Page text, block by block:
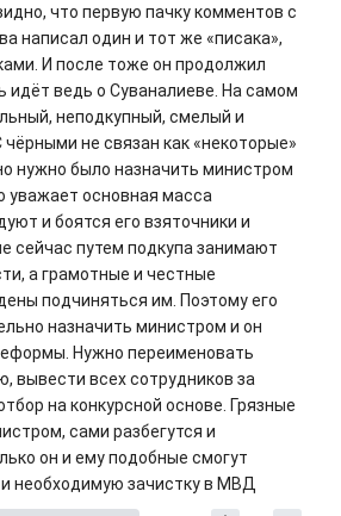
что первую пачку комментов с
написал один и тот же «писака»,
И после тоже он продолжил
идёт ведь о Суваналиеве. На самом
неподкупный, смелый и
не связан как «некоторые»
нужно было назначить министром
уважает основная масса
и боятся его взяточники и
сейчас путем подкупа занимают
а грамотные и честные
подчиняться им. Поэтому его
назначить министром и он
Нужно переименовать
вывести всех сотрудников за
на конкурсной основе. Грязные
сами разбегутся и
он и ему подобные смогут
необходимую зачистку в МВД